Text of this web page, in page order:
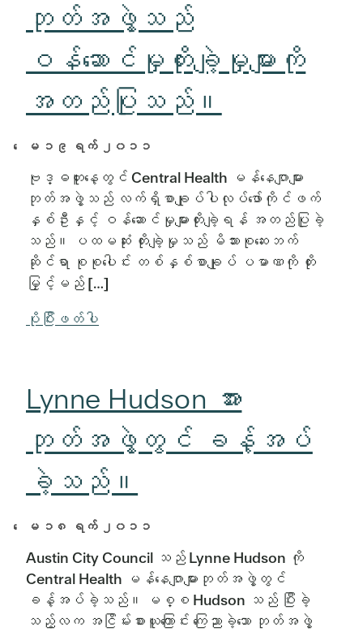
ဘုတ်အဖွဲ့သည်
ဝန်ဆောင်မှုတိုးချဲ့မှုများကို
အတည်ပြုသည်။
ေမ ၁၉ ရက် ၂၀၁၁
ဗုဒ္ဓဟူးနေ့တွင် Central Health မန်နေဂျာများ
ဘုတ်အဖွဲ့သည် လက်ရှိစာချုပ်ပါလုပ်ဖော်ကိုင်ဖက်
နှစ်ဦးနှင့် ဝန်ဆောင်မှုများတိုးချဲ့ရန် အတည်ပြုခဲ့
သည်။ ပထမဆုံး တိုးချဲ့မှုသည် မိသားစုဆေးဘက်
ဆိုင်ရာ စုစုပေါင်း တစ်နှစ်စာချုပ် ပမာဏကို တိုး
မြှင့်မည် […]
ပိုပြီးဖတ်ပါ
Lynne Hudson အား
ဘုတ်အဖွဲ့တွင် ခန့်အပ်
ခဲ့သည်။
ေမ ၁၈ ရက် ၂၀၁၁
Austin City Council သည် Lynne Hudson ကို
Central Health မန်နေဂျာများဘုတ်အဖွဲ့တွင်
ခန့်အပ်ခဲ့သည်။ မစ္စ Hudson သည် ပြီးခဲ့
သည့်လက အငြိမ်းစားယူကြောင်း ကြေညာခဲ့သော ဘုတ်အဖွဲ့